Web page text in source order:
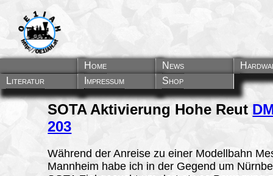
Home News
Literatur
Impressum Shop
SOTA Aktivierung Hohe Reut
203
Während der Anreise zu einer Modellbahn
Mannheim habe ich in der Gegend um